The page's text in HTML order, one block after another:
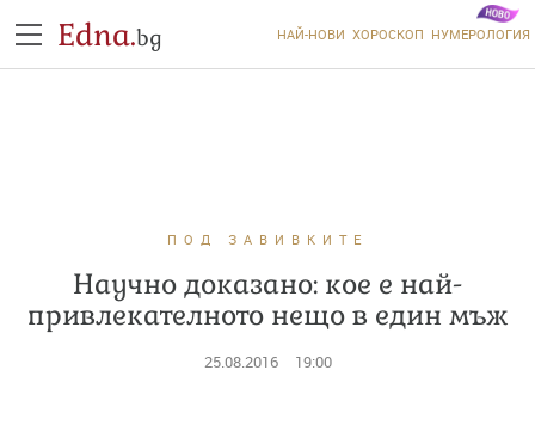
Edna.bg НАЙ-НОВИ ХОРОСКОП НУМЕРОЛОГИЯ
ПОД ЗАВИВКИТЕ
Научно доказано: кое е най-
привлекателното нещо в един мъж
25.08.2016 19:00